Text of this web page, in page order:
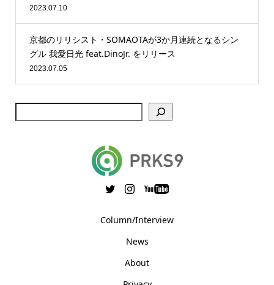
2023.07.10
京都のリリシスト・SOMAOTAが3か月連続となるシン
グル 我愛日光 feat.DinoJr. をリリース
2023.07.05
Column/Interview
News
About